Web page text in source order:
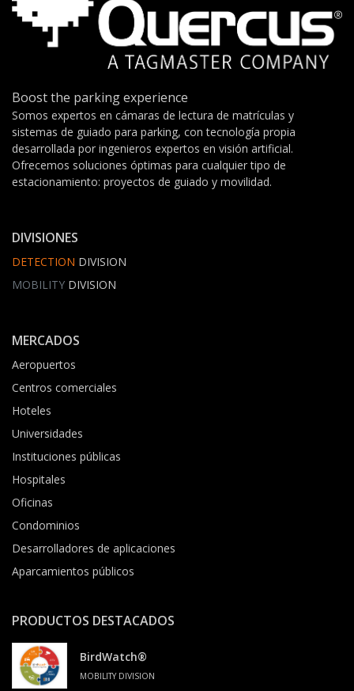
Boost the parking experience
Somos expertos en cámaras de lectura de matrículas y
sistemas de guiado para parking, con tecnología propia
desarrollada por ingenieros expertos en visión artificial.
Ofrecemos soluciones óptimas para cualquier tipo de
estacionamiento: proyectos de guiado y movilidad.
DIVISIONES
DETECTION DIVISION
MOBILITY DIVISION
MERCADOS
Aeropuertos
Centros comerciales
Hoteles
Universidades
Instituciones públicas
Hospitales
Oficinas
Condominios
Desarrolladores de aplicaciones
Aparcamientos públicos
PRODUCTOS DESTACADOS
BirdWatch®
MOBILITY DIVISION